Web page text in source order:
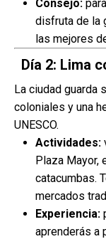
Consejo:
disfruta de la
las mejores
Día 2: Lima
La ciudad guarda
coloniales y una
UNESCO.
Actividades:
Plaza Mayor,
catacumbas.
mercados
Experiencia:
aprenderás a